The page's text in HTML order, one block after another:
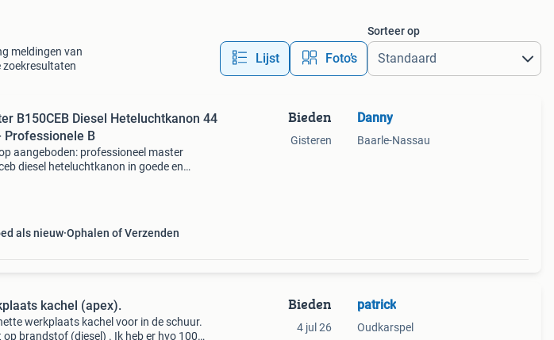
meldingen van
zoekresultaten
Lijst Foto’s
Sorteer op
B150CEB Diesel Heteluchtkanon 44
Professionele B
aangeboden: professioneel master
diesel heteluchtkanon in goede en
als nieuw Ophalen of Verzenden
Bieden
Gisteren
Danny
Baarle-Nassau
kachel (apex).
werkplaats kachel voor in de schuur.
op brandstof (diesel) . Ik heb er hvo 100
Bieden
4 jul 26
patrick
Oudkarspel